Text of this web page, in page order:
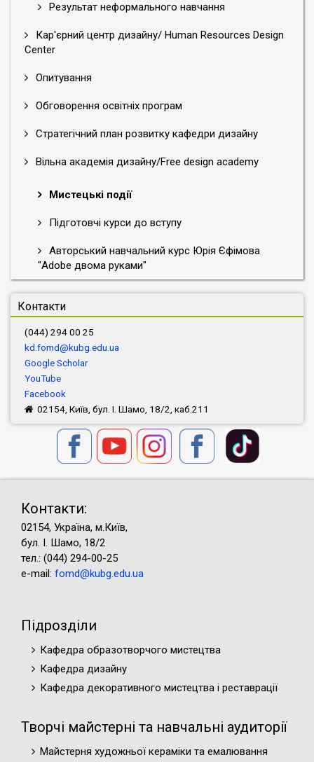
Результат неформального навчання
Кар'єрний центр дизайну/ Human Resources Design
Center
Опитування
Обговорення освітніх програм
Стратегічний план розвитку кафедри дизайну
Вільна академія дизайну/Free design academy
Мистецькі події
Підготовчі курси до вступу
Авторський навчальний курс Юрія Єфімова
"Adobe двома руками"
Контакти
(044) 294 00 25
kd.fomd@kubg.edu.ua
Google Scholar
YouTube
Facebook
02154, Київ, бул. І. Шамо, 18/2, каб.211
Контакти:
02154, Україна, м.Київ,
бул. І. Шамо, 18/2
тел.: (044) 294-00-25
e-mail: fomd@kubg.edu.ua
Підрозділи
Кафедра образотворчого мистецтва
Кафедра дизайну
Кафедра декоративного мистецтва і реставрації
Творчі майстерні та навчальні аудиторії
Майстерня художньої кераміки та емалювання